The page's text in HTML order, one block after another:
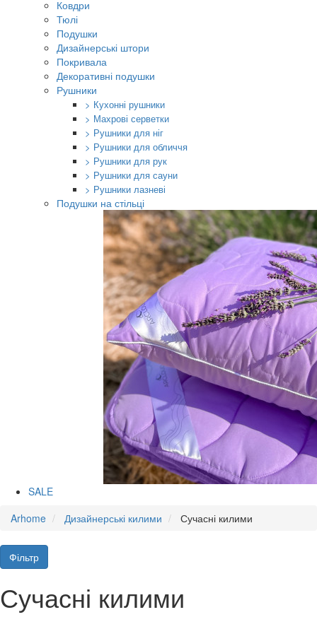
Ковдри
Тюлі
Подушки
Дизайнерські штори
Покривала
Декоративні подушки
Рушники
> Кухонні рушники
> Махрові серветки
> Рушники для ніг
> Рушники для обличчя
> Рушники для рук
> Рушники для сауни
> Рушники лазневі
Подушки на стільці
SALE
Arhome
Дизайнерські килими Сучасні килими
Фільтр
Сучасні килими